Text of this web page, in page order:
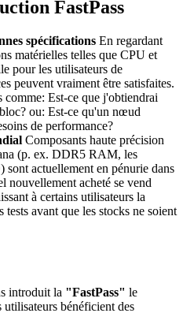
FastPass
spécifications En regardant
matérielles telles que CPU et
pour les utilisateurs de
peuvent vraiment être satisfaites.
comme: Est-ce que j'obtiendrai
ou: Est-ce qu'un nœud
de performance?
Composants haute précision
(p. ex. DDR5 RAM, les
sont actuellement en pénurie dans
nouvellement acheté se vend
à certains utilisateurs la
avant que les stocks ne soient
introduit la "FastPass" le
utilisateurs bénéficient des